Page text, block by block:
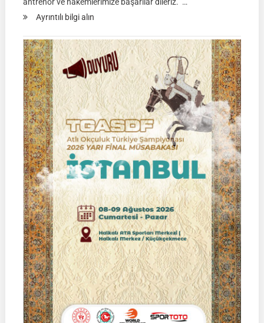
Ayrıntılı bilgi alın:
KÖKBÖRÜ
LİGİ
|
Yarı
Final
Müsabakası
15
Ağustos
2026
|
Ulupamir-
Erciş/VAN